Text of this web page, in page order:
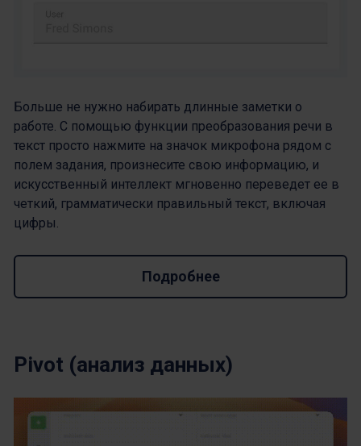
Больше не нужно набирать длинные заметки о
работе. С помощью функции преобразования речи в
текст просто нажмите на значок микрофона рядом с
полем задания, произнесите свою информацию, и
искусственный интеллект мгновенно переведет ее в
четкий, грамматически правильный текст, включая
цифры.
Подробнее
Pivot (анализ данных)